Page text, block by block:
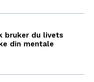
bruker du livets
din mentale